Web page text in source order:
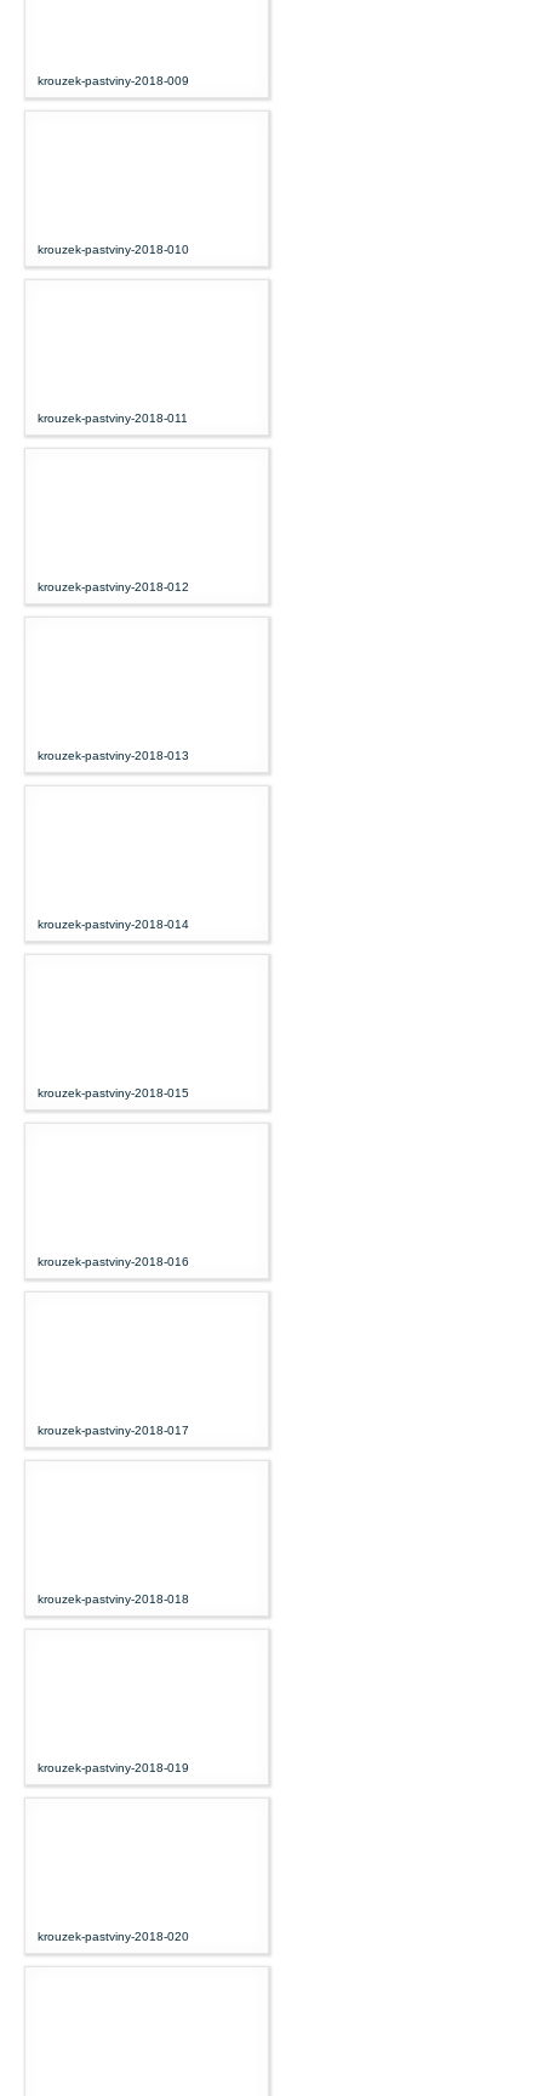
krouzek-pastviny-2018-009
krouzek-pastviny-2018-010
krouzek-pastviny-2018-011
krouzek-pastviny-2018-012
krouzek-pastviny-2018-013
krouzek-pastviny-2018-014
krouzek-pastviny-2018-015
krouzek-pastviny-2018-016
krouzek-pastviny-2018-017
krouzek-pastviny-2018-018
krouzek-pastviny-2018-019
krouzek-pastviny-2018-020